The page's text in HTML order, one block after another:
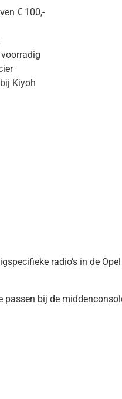
€ 100,-
Kiyoh
radio's in de
bij de